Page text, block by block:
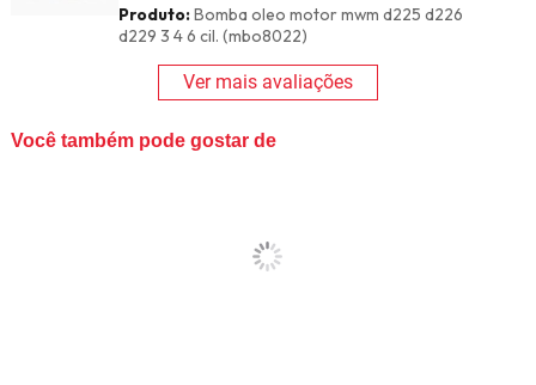
Produto:Bomba oleo motor mwm d225 d226
d229 3 4 6 cil. (mbo8022)
Ver mais avaliações
Você também pode gostar de